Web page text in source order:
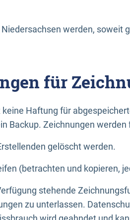
werden, soweit
für
Haftung für
Backup. Zeichnungen
gelöscht werden.
(betrachten und kopieren,
stehende
zu unterlassen.